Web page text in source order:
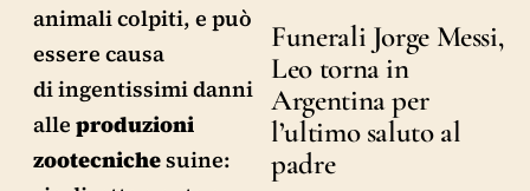
animali colpiti, e può
essere causa
di ingentissimi danni
alle produzioni
zootecnichesuine:
Funerali Jorge Messi,
Leo torna in
Argentina per
l’ultimo saluto al
padre